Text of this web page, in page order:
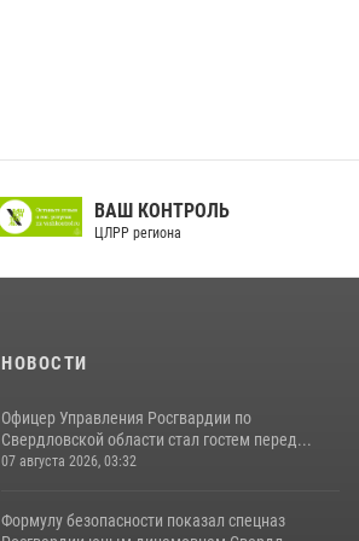
ВАШ КОНТРОЛЬ
ЦЛРР региона
НОВОСТИ
Офицер Управления Росгвардии по
Свердловской области стал гостем перед...
07 августа 2026, 03:32
Формулу безопасности показал спецназ